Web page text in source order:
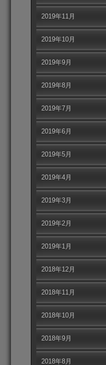
2019年11月
2019年10月
2019年9月
2019年8月
2019年7月
2019年6月
2019年5月
2019年4月
2019年3月
2019年2月
2019年1月
2018年12月
2018年11月
2018年10月
2018年9月
2018年8月